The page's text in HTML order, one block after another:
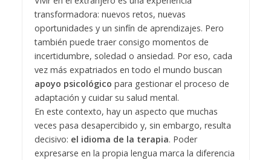
transformadora: nuevos retos, nuevas
oportunidades y un sinfín de aprendizajes. Pero
también puede traer consigo momentos de
incertidumbre, soledad o ansiedad. Por eso, cada
vez más expatriados en todo el mundo buscan
apoyo psicológico para gestionar el proceso de
adaptación y cuidar su salud mental.
En este contexto, hay un aspecto que muchas
veces pasa desapercibido y, sin embargo, resulta
decisivo: el idioma de la terapia. Poder
expresarse en la propia lengua marca la diferencia